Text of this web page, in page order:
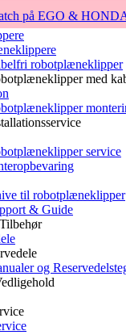
på EGO &
robotplæneklipper
med
service
til robotplæneklipper
& Guide
og